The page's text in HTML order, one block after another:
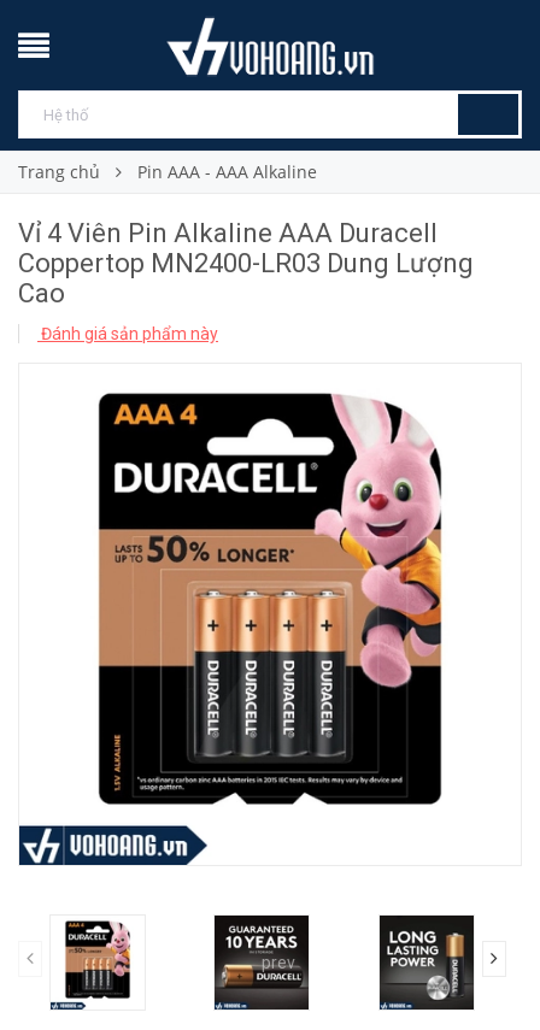
Trang chủ Pin AAA - AAA Alkaline
Vỉ 4 Viên Pin Alkaline AAA Duracell
Coppertop MN2400-LR03 Dung Lượng
Cao
Đánh giá sản phẩm này
prev